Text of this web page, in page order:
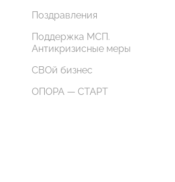
Поздравления
Поддержка МСП.
Антикризисные меры
СВОй бизнес
ОПОРА — СТАРТ